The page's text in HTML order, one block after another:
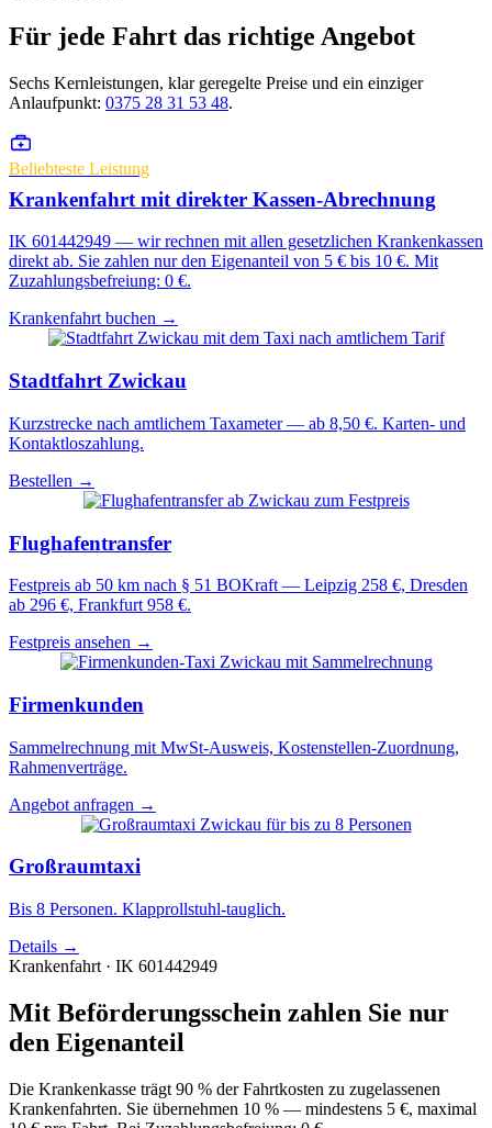
Für jede Fahrt das richtige Angebot
Sechs Kernleistungen, klar geregelte Preise und ein einziger
Anlaufpunkt: 0375 28 31 53 48.
Beliebteste Leistung
Krankenfahrt mit direkter Kassen-Abrechnung
IK 601442949 — wir rechnen mit allen gesetzlichen Krankenkassen
direkt ab. Sie zahlen nur den Eigenanteil von 5 € bis 10 €. Mit
Zuzahlungsbefreiung: 0 €.
Krankenfahrt buchen →
Stadtfahrt Zwickau
Kurzstrecke nach amtlichem Taxameter — ab 8,50 €. Karten- und
Kontaktloszahlung.
Bestellen →
Flughafentransfer
Festpreis ab 50 km nach § 51 BOKraft — Leipzig 258 €, Dresden
ab 296 €, Frankfurt 958 €.
Festpreis ansehen →
Firmenkunden
Sammelrechnung mit MwSt-Ausweis, Kostenstellen-Zuordnung,
Rahmenverträge.
Angebot anfragen →
Großraumtaxi
Bis 8 Personen. Klapprollstuhl-tauglich.
Details →
Krankenfahrt · IK 601442949
Mit Beförderungsschein zahlen Sie nur
den Eigenanteil
Die Krankenkasse trägt 90 % der Fahrtkosten zu zugelassenen
Krankenfahrten. Sie übernehmen 10 % — mindestens 5 €, maximal